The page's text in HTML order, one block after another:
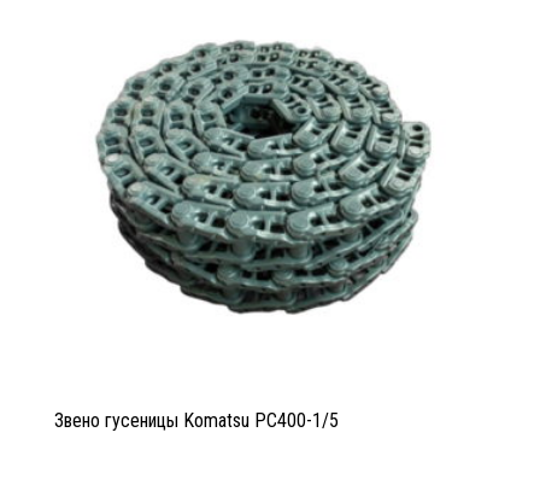
Звено гусеницы Komatsu PC400-1/5